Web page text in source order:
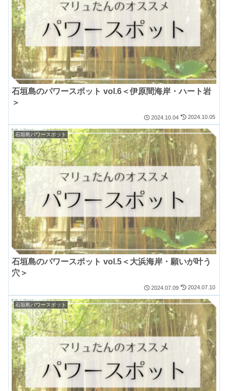
石垣島のパワースポット vol.6＜伊原間海岸・ハート岩
＞
2024.10.04 2024.10.05
石垣島パワースポット
石垣島のパワースポット vol.5＜大浜海岸・願いが叶う
穴＞
2024.07.09 2024.07.10
石垣島パワースポット